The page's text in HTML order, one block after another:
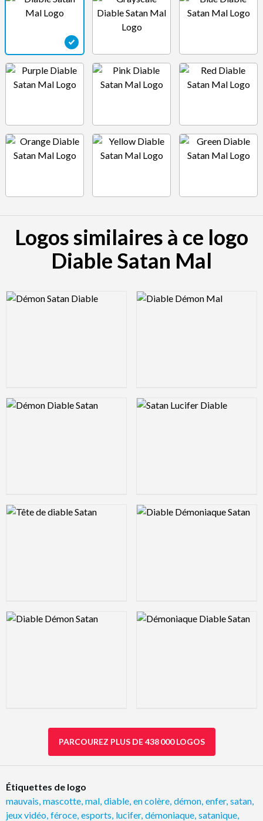
Logos similaires à ce logo
Diable Satan Mal
Logo Preview Image Logo Preview Image
Logo Preview Image Logo Preview Image
Logo Preview Image Logo Preview Image
Logo Preview Image Logo Preview Image
PARCOUREZ PLUS DE 438 000 LOGOS
Étiquettes de logo
mauvais mascotte mal diable en colère démon enfer, satan
jeux vidéo féroce esports lucifer, démoniaque satanique